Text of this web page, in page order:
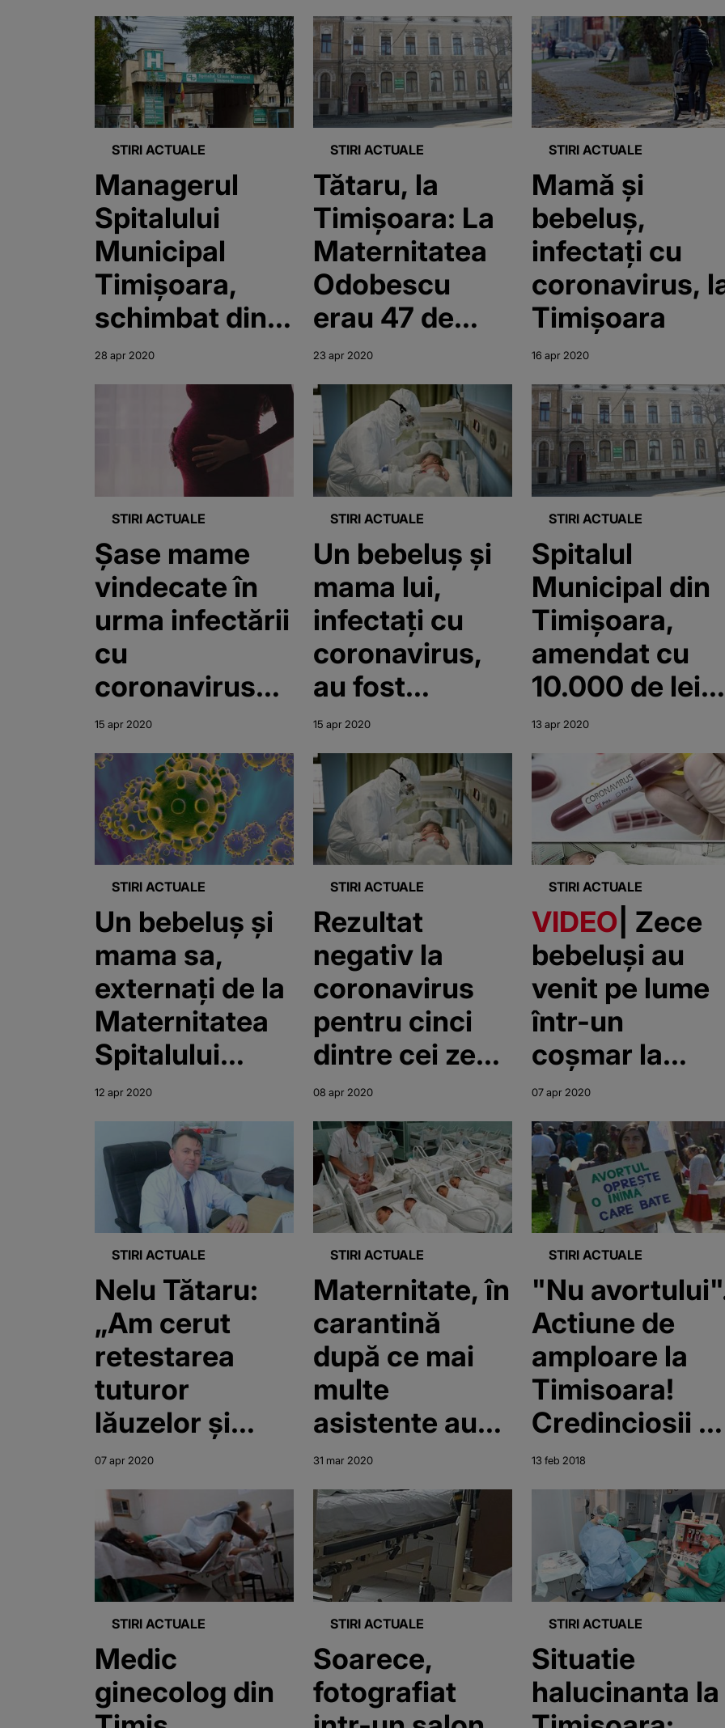
STIRI ACTUALE
Managerul
Spitalului
Municipal
Timişoara,
schimbat din
funcţie
28 apr 2020
STIRI ACTUALE
Tătaru, la
Timişoara: La
Maternitatea
Odobescu
erau 47 de
nou-născuţi.
Au fost testaţi
şi ei şi
mămicile,
testele sunt
negative
23 apr 2020
STIRI ACTUALE
Mamă și
bebeluș,
infectaţi cu
coronavirus,
Timişoara
16 apr 2020
STIRI ACTUALE
Şase mame
vindecate în
urma infectării
cu
coronavirus
au fost
aplaudate de
medici la
externarea din
maternitate.
Bebeluşii lor
au rămas în
spital
15 apr 2020
STIRI ACTUALE
Un bebeluş şi
mama lui,
infectaţi cu
coronavirus,
au fost
internaţi la
Maternitatea
Bega din
Timişoara
15 apr 2020
STIRI ACTUALE
Spitalul
Municipal din
Timişoara,
amendat cu
10.000 de lei;
9 din cei 10
bebeluşi de la
Maternitatea
Odobescu nu
sunt infectaţi
cu
coronavirus
13 apr 2020
STIRI ACTUALE
Un bebeluş şi
mama sa,
externaţi de la
Maternitatea
Spitalului
Municipal
Timişoara,
depistaţi
pozitivi cu
coronavirus
12 apr 2020
STIRI ACTUALE
Rezultat
negativ la
coronavirus
pentru cinci
dintre cei zece
bebeluşi de la
Maternitatea
Odobescu din
Timişoara,
depistaţi iniţial
pozitiv
08 apr 2020
STIRI ACTUALE
VIDEO | Zece
bebeluși au
venit pe lume
într-un
coșmar la
Maternitatea
Odobescu din
Timișoara.
au fost
diagnosticați
cu noul
coronavirus
07 apr 2020
STIRI ACTUALE
Nelu Tătaru:
„Am cerut
retestarea
tuturor
lăuzelor şi
nou-
născuţilor”
07 apr 2020
STIRI ACTUALE
Maternitate, în
carantină
după ce mai
multe
asistente au
fost infectate
cu noul
coronavirus
31 mar 2020
STIRI ACTUALE
"Nu
Actiune de
amploare la
Timisoara!
Credinciosii
vor ruga timp
de 40 de zile
in fata
maternitatii
Odobescu
13 feb 2018
STIRI ACTUALE
Medic
ginecolog din
STIRI ACTUALE
Soarece,
fotografiat
STIRI ACTUALE
Situatie
halucinanta la